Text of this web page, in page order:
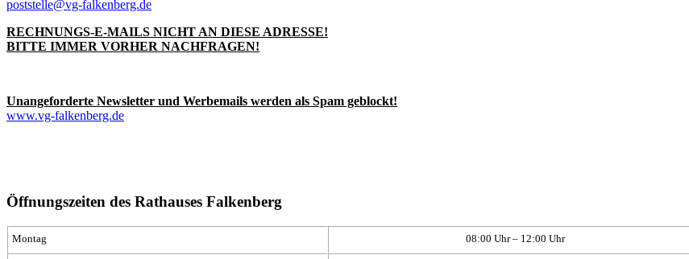
poststelle@vg-falkenberg.de
RECHNUNGS-E-MAILS NICHT AN DIESE ADRESSE!
BITTE IMMER VORHER NACHFRAGEN!
Unangeforderte Newsletter und Werbemails werden als Spam geblockt!
www.vg-falkenberg.de
Öffnungszeiten des Rathauses Falkenberg
Montag 08:00 Uhr – 12:00 Uhr